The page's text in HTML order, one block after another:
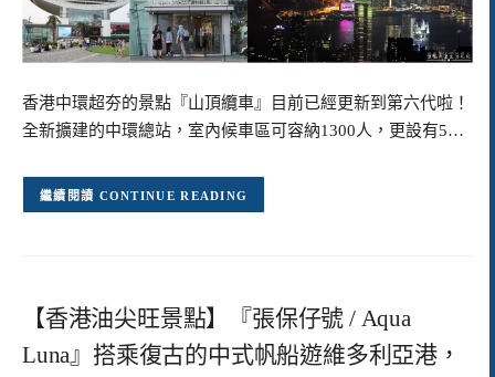
香港中環超夯的景點『山頂纜車』目前已經更新到第六代啦！
全新擴建的中環總站，室內候車區可容納1300人，更設有5…
CONTINUE READING
【香港油尖旺景點】『張保仔號 / Aqua
Luna』搭乘復古的中式帆船遊維多利亞港，